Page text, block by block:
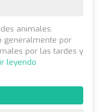
animales.
generalmente por
por las tardes y
leyendo